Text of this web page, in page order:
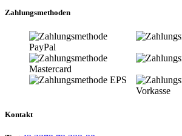
Zahlungsmethoden
Kontakt